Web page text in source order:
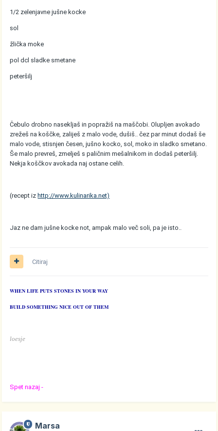
1/2 zelenjavne jušne kocke
sol
žlička moke
pol dcl sladke smetane
peteršilj
Čebulo drobno nasekljaš in popražiš na maščobi. Olupljen avokado
zrežeš na koščke, zaliješ z malo vode, dušiš.. čez par minut dodaš še
malo vode, stisnjen česen, jušno kocko, sol, moko in sladko smetano.
Še malo prevreš, zmelješ s paličnim mešalnikom in dodaš peteršilj.
Nekja koščkov avokada naj ostane celih.
(recept izhttp://www.kulinarika.net)
Jaz ne dam jušne kocke not, ampak malo več soli, pa je isto..
Citiraj
WHEN LIFE PUTS STONES IN YOUR WAY
BUILD SOMETHING NICE OUT OF THEM
loesje
Spet nazaj -
Marsa